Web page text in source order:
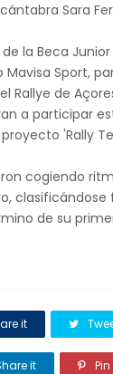
Sara
la Beca Junior
Mavisa Sport,
Rallye de
a participar
'Rally
cogiendo
de su
it
it